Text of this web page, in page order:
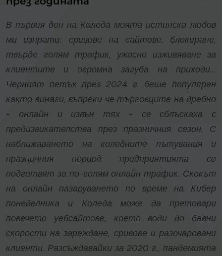
В първия ден на Коледа моята истинска любов
ми изпрати: сривове на сайтове, блокиране,
твърде голям трафик, ужасно изживяване за
клиентите и огромна загуба на приходи...
Черният петък през 2024 г. беше популярен
както винаги, въпреки че търговците на дребно
- онлайн и извън тях - се сблъскаха с
предизвикателства през празничния сезон. С
наближаването на коледните пътувания и
празничния период предприятията се
подготвят за по-голям онлайн трафик. Скокът
на онлайн пазаруването по време на Кибер
понеделника и Коледа може да претовари
повечето уебсайтове, което води до бавни
скорости на зареждане, сривове и разочаровани
клиенти. Разсъждавайки за 2020 г., пандемията